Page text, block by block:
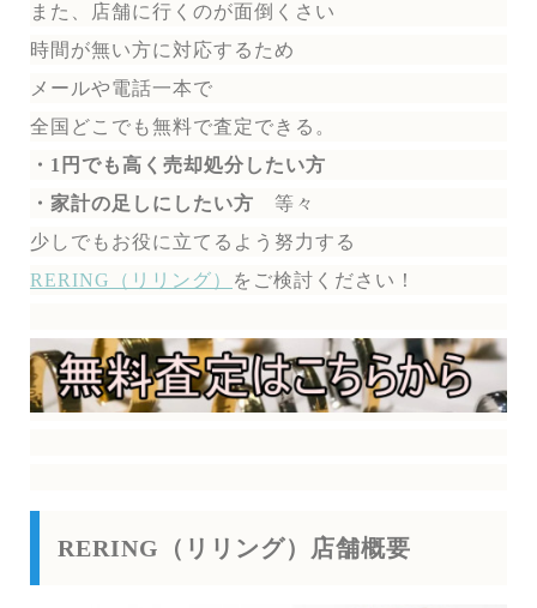
また、店舗に行くのが面倒くさい
時間が無い方に対応するため
メールや電話一本で
全国どこでも無料で査定できる。
・1円でも高く売却処分したい方
・家計の足しにしたい方 等々
少しでもお役に立てるよう努力する
RERING（リリング）
を ご検討ください！
RERING（リリング）店舗概要